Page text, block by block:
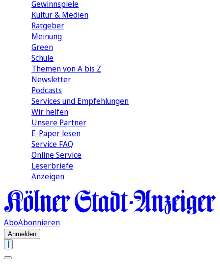
Gewinnspiele
Kultur & Medien
Ratgeber
Meinung
Green
Schule
Themen von A bis Z
Newsletter
Podcasts
Services und Empfehlungen
Wir helfen
Unsere Partner
E-Paper lesen
Service FAQ
Online Service
Leserbriefe
Anzeigen
AboAbonnieren
Anmelden